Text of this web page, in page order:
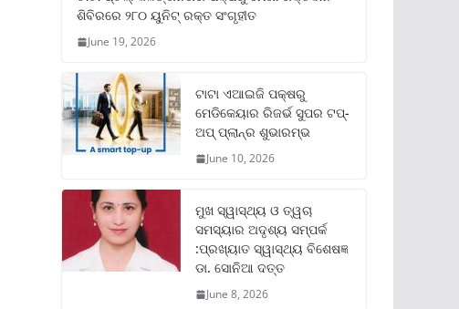
ଶିବିରରେ ୨୮୦ ୟୁନିଟ୍‌ ରକ୍ତ ସଂଗୃହୀତ
June 19, 2026
ଟାଟା ଏଆଇଜି ପକ୍ଷରୁ
ମେଡିକେୟାର ରିଜର୍ଭ ସୁପର ଟପ୍‌-
ଅପ୍ ପ୍ଲାନ୍‌ର ଶୁଭାରମ୍ଭ
June 10, 2026
ମୁଖ ସ୍ୱାସ୍ଥ୍ୟ ଓ ତ୍ୱଚା
ସମସ୍ୟାର ଅଦୃଶ୍ୟ ସମ୍ପର୍କ
:ପ୍ରଖ୍ୟାତ ସ୍ୱାସ୍ଥ୍ୟ ବିଶେଷଜ୍ଞ
ଡା. ସୋନିଆ ଦତ୍ତ
June 8, 2026